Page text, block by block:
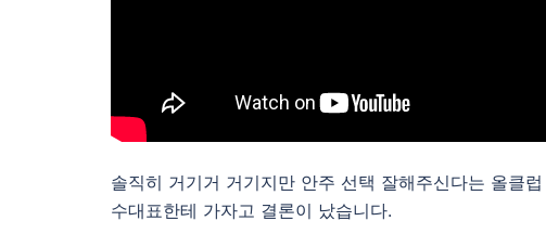
솔직히 거기거 거기지만 안주 선택 잘해주신다는 올클
수대표한테 가자고 결론이 났습니다.